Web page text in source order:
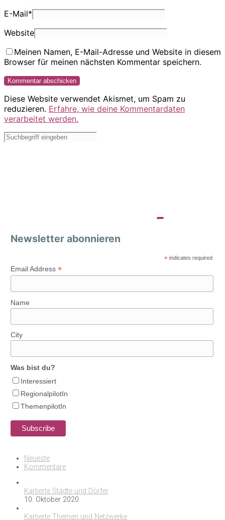
E-Mail*
Website
Meinen Namen, E-Mail-Adresse und Website in diesem
Browser für meinen nächsten Kommentar speichern.
Diese Website verwendet Akismet, um Spam zu
reduzieren. Erfahre, wie deine Kommentardaten
verarbeitet werden.
Newsletter abonnieren
* indicates required
Email Address *
Name
City
Was bist du?
Interessiert
RegionalpilotIn
ThemenpilotIn
Neueste
Kommentare
Kartierte Städte und Dörfer
10. Oktober 2020
Kartierte Themen und Netzwerke